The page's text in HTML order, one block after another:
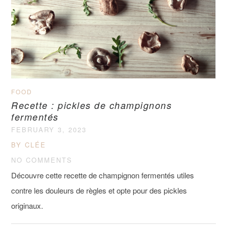
FOOD
Recette : pickles de champignons
fermentés
FEBRUARY 3, 2023
BY CLÉE
NO COMMENTS
Découvre cette recette de champignon fermentés utiles
contre les douleurs de règles et opte pour des pickles
originaux.